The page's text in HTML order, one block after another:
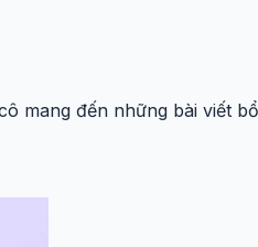
mang đến những bài viết